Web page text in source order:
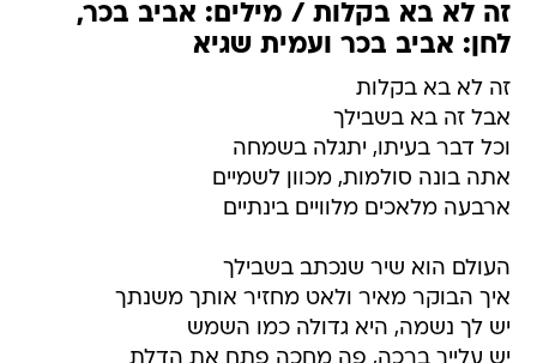
זה לא בא בקלות / מילים: אביב בכר,
לחן: אביב בכר ועמית שגיא
זה לא בא בקלות
אבל זה בא בשבילך
וכל דבר בעיתו, יתגלה בשמחה
אתה בונה סולמות, מכוון לשמיים
ארבעה מלאכים מלוויים בינתיים
העולם הוא שיר שנכתב בשבילך
איך הבוקר מאיר ולאט מחזיר אותך משנתך
יש לך נשמה, היא גדולה כמו השמש